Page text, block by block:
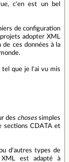
c'en est un bel
de configuration
adopter XML
ces données à la
tel que je l'ai vu mis
des chosessimples
sections CDATA et
d'autres types de
est adapté à